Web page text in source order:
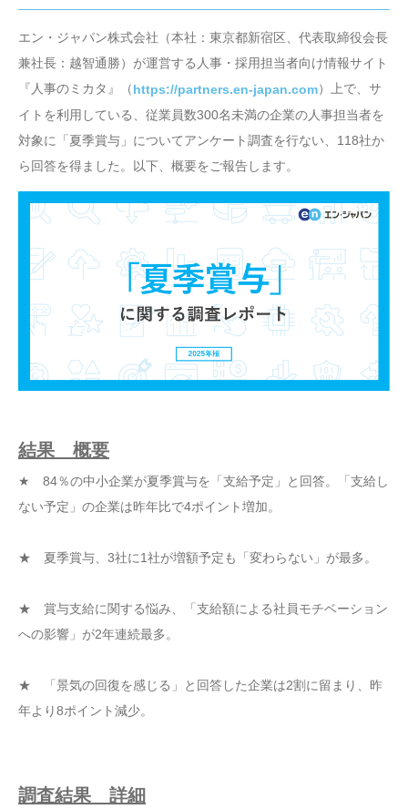
エン・ジャパン株式会社（本社：東京都新宿区、代表取締役会長
兼社長：越智通勝）が運営する人事・採用担当者向け情報サイト
『人事のミカタ』（https://partners.en-japan.com）上で、サ
イトを利用している、従業員数300名未満の企業の人事担当者を
対象に「夏季賞与」についてアンケート調査を行ない、118社か
ら回答を得ました。以下、概要をご報告します。
結果 概要
★ 84％の中小企業が夏季賞与を「支給予定」と回答。「支給し
ない予定」の企業は昨年比で4ポイント増加。
★ 夏季賞与、3社に1社が増額予定も「変わらない」が最多。
★ 賞与支給に関する悩み、「支給額による社員モチベーション
への影響」が2年連続最多。
★ 「景気の回復を感じる」と回答した企業は2割に留まり、昨
年より8ポイント減少。
調査結果 詳細